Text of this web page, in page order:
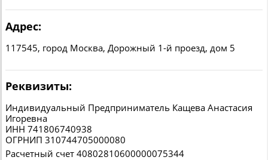
Адрес:
117545, город Москва, Дорожный 1-й проезд, дом 5
Реквизиты:
Индивидуальный Предприниматель Кащева Анастасия
Игоревна
ИНН 741806740938
ОГРНИП 310744705000080
Расчетный счет 40802810600000075344